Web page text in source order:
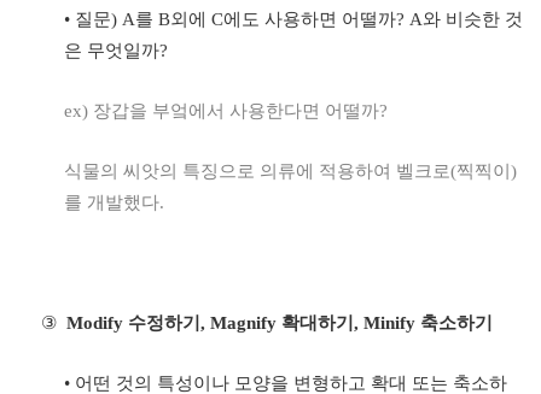
• 질문) A를 B외에 C에도 사용하면 어떨까? A와 비슷한 것
은 무엇일까?
ex) 장갑을 부엌에서 사용한다면 어떨까?
식물의 씨앗의 특징으로 의류에 적용하여 벨크로(찍찍이 )
를 개발했다.
③ Modify 수정하기 , Magnify 확대하기 , Minify 축소하기
• 어떤 것의 특성이나 모양을 변형하고 확대 또는 축소하